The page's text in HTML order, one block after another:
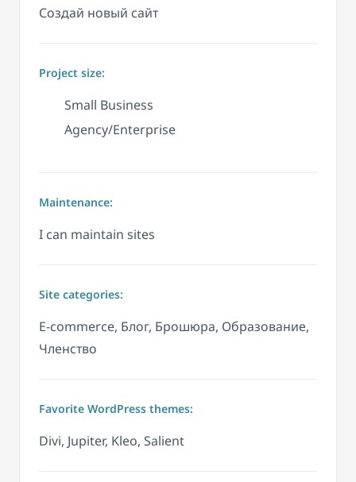
Создай новый сайт
Project size:
Small Business
Agency/Enterprise
Maintenance:
I can maintain sites
Site categories:
E-commerce, Блог, Брошюра, Образование,
Членство
Favorite WordPress themes:
Divi, Jupiter, Kleo, Salient